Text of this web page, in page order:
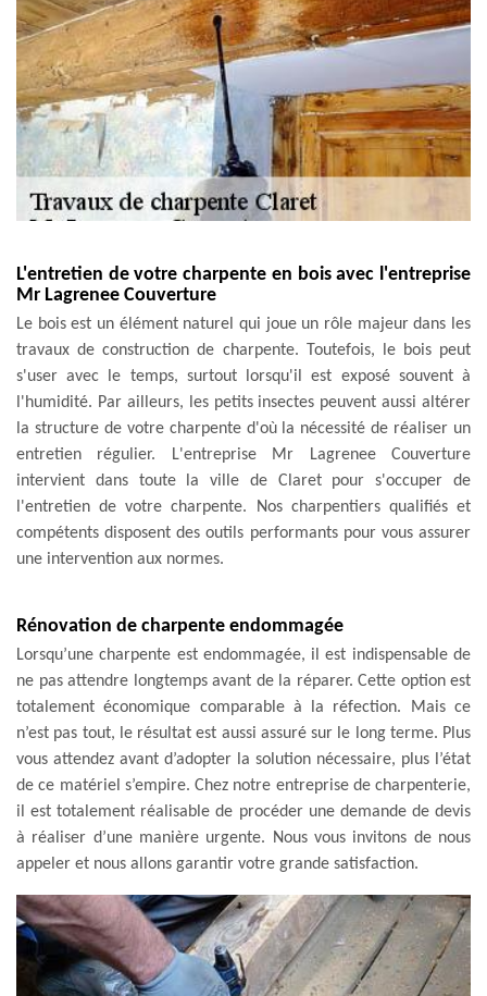
L'entretien de votre charpente en bois avec l'entreprise
Mr Lagrenee Couverture
Le bois est un élément naturel qui joue un rôle majeur dans les
travaux de construction de charpente. Toutefois, le bois peut
s'user avec le temps, surtout lorsqu'il est exposé souvent à
l'humidité. Par ailleurs, les petits insectes peuvent aussi altérer
la structure de votre charpente d'où la nécessité de réaliser un
entretien régulier. L'entreprise Mr Lagrenee Couverture
intervient dans toute la ville de Claret pour s'occuper de
l'entretien de votre charpente. Nos charpentiers qualifiés et
compétents disposent des outils performants pour vous assurer
une intervention aux normes.
Rénovation de charpente endommagée
Lorsqu’une charpente est endommagée, il est indispensable de
ne pas attendre longtemps avant de la réparer. Cette option est
totalement économique comparable à la réfection. Mais ce
n’est pas tout, le résultat est aussi assuré sur le long terme. Plus
vous attendez avant d’adopter la solution nécessaire, plus l’état
de ce matériel s’empire. Chez notre entreprise de charpenterie,
il est totalement réalisable de procéder une demande de devis
à réaliser d’une manière urgente. Nous vous invitons de nous
appeler et nous allons garantir votre grande satisfaction.